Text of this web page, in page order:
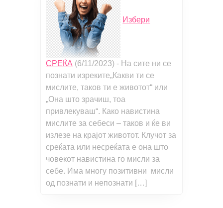
Избери
СРЕЌА (6/11/2023) - На сите ни се
познати изреките„Какви ти се
мислите, таков ти е животот“ или
„Она што зрачиш, тоа
привлекуваш“. Како навистина
мислите за себеси – таков и ќе ви
излезе на крајот животот. Клучот за
среќата или несреќата е она што
човекот навистина го мисли за
себе. Има многу позитивни мисли
од познати и непознати […]